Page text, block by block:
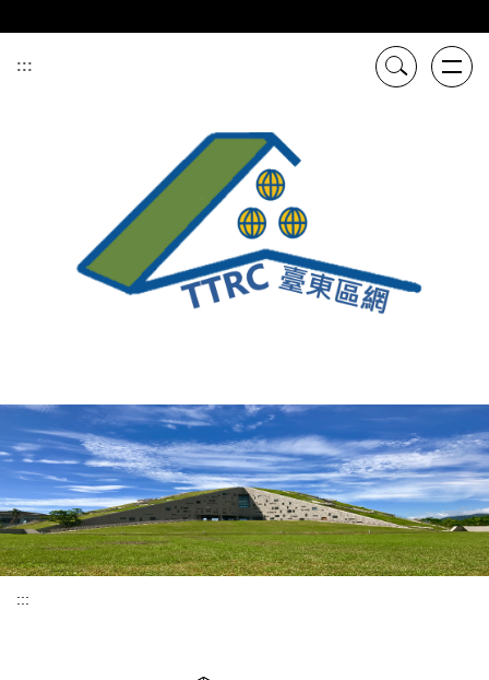
到
主
:::
:::